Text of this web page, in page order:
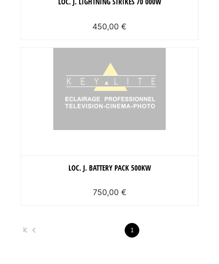
450,00 €
LOC. J. BATTERY PACK 500KW
750,00 €
1